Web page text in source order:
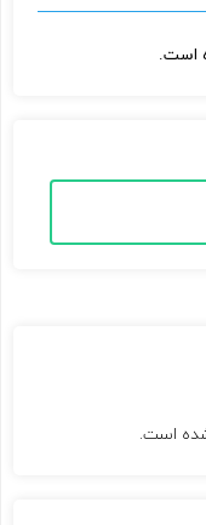
است.
است.